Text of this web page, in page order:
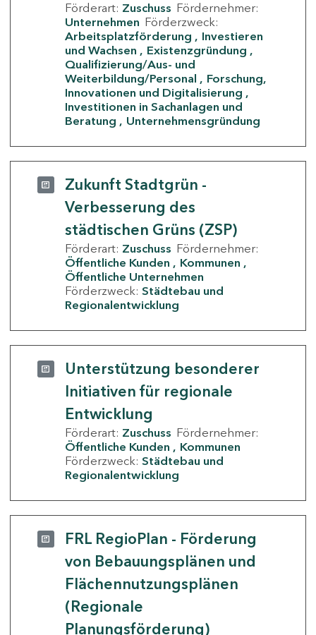
Förderart: Zuschuss Fördernehmer:
Unternehmen Förderzweck:
Arbeitsplatzförderung
Investieren
und Wachsen
Existenzgründung
Qualifizierung/Aus- und
Weiterbildung/Personal
Forschung,
Innovationen und Digitalisierung
Investitionen in Sachanlagen und
Beratung
Unternehmensgründung
Zukunft Stadtgrün -
Verbesserung des
städtischen Grüns (ZSP)
Förderart: Zuschuss Fördernehmer:
Öffentliche Kunden
Kommunen
Öffentliche Unternehmen
Förderzweck: Städtebau und
Regionalentwicklung
Unterstützung besonderer
Initiativen für regionale
Entwicklung
Förderart: Zuschuss Fördernehmer:
Öffentliche Kunden
Kommunen
Förderzweck: Städtebau und
Regionalentwicklung
FRL RegioPlan - Förderung
von Bebauungsplänen und
Flächennutzungsplänen
(Regionale
Planungsförderung)